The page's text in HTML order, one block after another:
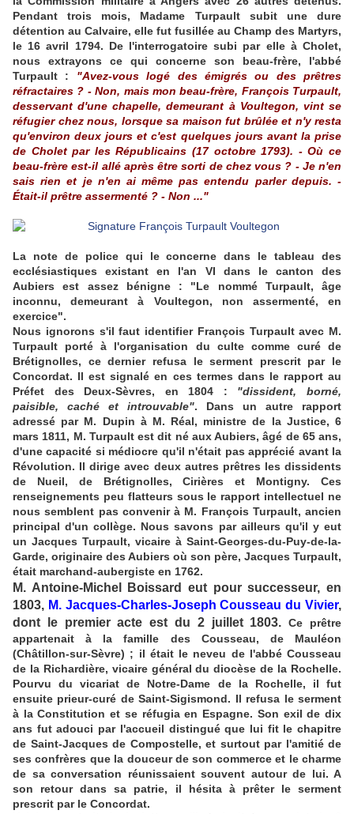
Pendant trois mois, Madame Turpault subit une dure
détention au Calvaire, elle fut fusillée au Champ des Martyrs,
le 16 avril 1794. De l'interrogatoire subi par elle à Cholet,
nous extrayons ce qui concerne son beau-frère, l'abbé
Turpault : "Avez-vous logé des émigrés ou des prêtres
réfractaires ? - Non, mais mon beau-frère, François Turpault,
desservant d'une chapelle, demeurant à Voultegon, vint se
réfugier chez nous, lorsque sa maison fut brûlée et n'y resta
qu'environ deux jours et c'est quelques jours avant la prise
de Cholet par les Républicains (17 octobre 1793). - Où ce
beau-frère est-il allé après être sorti de chez vous ? - Je n'en
sais rien et je n'en ai même pas entendu parler depuis. -
Était-il prêtre assermenté ? - Non ..."
La note de police qui le concerne dans le tableau des
ecclésiastiques existant en l'an VI dans le canton des
Aubiers est assez bénigne : "Le nommé Turpault, âge
inconnu, demeurant à Voultegon, non assermenté, en
exercice".
Nous ignorons s'il faut identifier François Turpault avec M.
Turpault porté à l'organisation du culte comme curé de
Brétignolles, ce dernier refusa le serment prescrit par le
Concordat. Il est signalé en ces termes dans le rapport au
Préfet des Deux-Sèvres, en 1804 : "dissident, borné,
paisible, caché et introuvable". Dans un autre rapport
adressé par M. Dupin à M. Réal, ministre de la Justice, 6
mars 1811, M. Turpault est dit né aux Aubiers, âgé de 65 ans,
d'une capacité si médiocre qu'il n'était pas apprécié avant la
Révolution. Il dirige avec deux autres prêtres les dissidents
de Nueil, de Brétignolles, Cirières et Montigny. Ces
renseignements peu flatteurs sous le rapport intellectuel ne
nous semblent pas convenir à M. François Turpault, ancien
principal d'un collège. Nous savons par ailleurs qu'il y eut
un Jacques Turpault, vicaire à Saint-Georges-du-Puy-de-la-
Garde, originaire des Aubiers où son père, Jacques Turpault,
était marchand-aubergiste en 1762.
M. Antoine-Michel Boissard eut pour successeur, en
1803, M. Jacques-Charles-Joseph Cousseau du Vivier,
dont le premier acte est du 2 juillet 1803. Ce prêtre
appartenait à la famille des Cousseau, de Mauléon
(Châtillon-sur-Sèvre) ; il était le neveu de l'abbé Cousseau
de la Richardière, vicaire général du diocèse de la Rochelle.
Pourvu du vicariat de Notre-Dame de la Rochelle, il fut
ensuite prieur-curé de Saint-Sigismond. Il refusa le serment
à la Constitution et se réfugia en Espagne. Son exil de dix
ans fut adouci par l'accueil distingué que lui fit le chapitre
de Saint-Jacques de Compostelle, et surtout par l'amitié de
ses confrères que la douceur de son commerce et le charme
de sa conversation réunissaient souvent autour de lui. A
son retour dans sa patrie, il hésita à prêter le serment
prescrit par le Concordat.